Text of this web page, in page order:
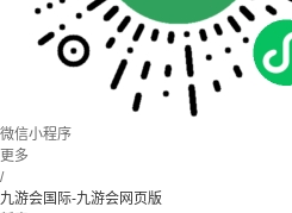
微信小程序
更多
/
九游会国际-九游会网页版